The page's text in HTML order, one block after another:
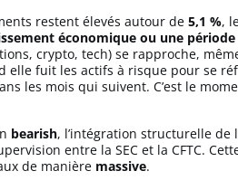
restent élevés autour de 5,1 %,
économique ou une
crypto, tech) se rapproche,
elle fuit les actifs à risque pour se
les mois qui suivent. C’est le
bearish, l’intégration structurelle de
entre la SEC et la CFTC.
de manière massive.